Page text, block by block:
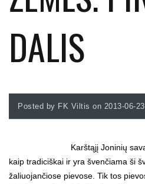
DALIS
Posted by FK Viltis on 2013-06-23
Karštąjį Joninių
kaip tradiciškai ir yra švenčiama ši
žaliuojančiose pievose. Tik tos